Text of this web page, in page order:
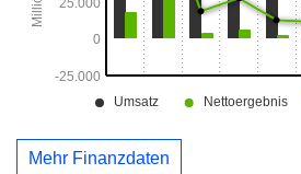
Mehr Finanzdaten